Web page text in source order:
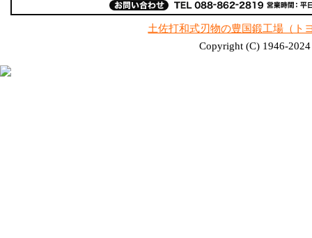
土佐打和式刃物の豊国鍛工場（ト
Copyright (C) 1946-